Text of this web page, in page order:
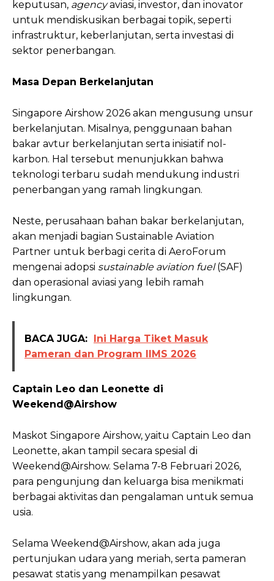
keputusan, agencyaviasi, investor, dan inovator
untuk mendiskusikan berbagai topik, seperti
infrastruktur, keberlanjutan, serta investasi di
sektor penerbangan.
Masa Depan Berkelanjutan
Singapore Airshow 2026 akan mengusung unsur
berkelanjutan. Misalnya, penggunaan bahan
bakar avtur berkelanjutan serta inisiatif nol-
karbon. Hal tersebut menunjukkan bahwa
teknologi terbaru sudah mendukung industri
penerbangan yang ramah lingkungan.
Neste, perusahaan bahan bakar berkelanjutan,
akan menjadi bagian Sustainable Aviation
Partner untuk berbagi cerita di AeroForum
mengenai adopsi sustainable aviation fuel(SAF)
dan operasional aviasi yang lebih ramah
lingkungan.
BACA JUGA:
Ini Harga Tiket Masuk
Pameran dan Program IIMS 2026
Captain Leo dan Leonette di
Weekend@Airshow
Maskot Singapore Airshow, yaitu Captain Leo dan
Leonette, akan tampil secara spesial di
Weekend@Airshow. Selama 7-8 Februari 2026,
para pengunjung dan keluarga bisa menikmati
berbagai aktivitas dan pengalaman untuk semua
usia.
Selama Weekend@Airshow, akan ada juga
pertunjukan udara yang meriah, serta pameran
pesawat statis yang menampilkan pesawat